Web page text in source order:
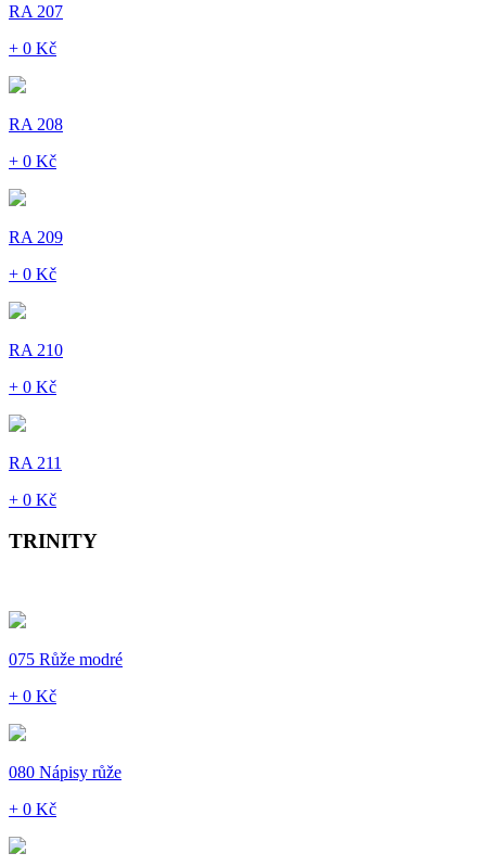
RA 207
+ 0 Kč
RA 208
+ 0 Kč
RA 209
+ 0 Kč
RA 210
+ 0 Kč
RA 211
+ 0 Kč
TRINITY
075 Růže modré
+ 0 Kč
080 Nápisy růže
+ 0 Kč